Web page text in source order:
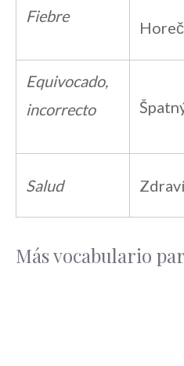
Fiebre
Equivocado,
incorrecto
Salud
Más vocabulario